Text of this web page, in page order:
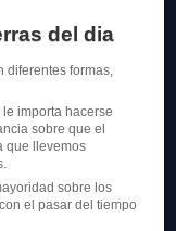
del dia
diferentes formas,
importa hacerse
sobre que el
que llevemos
sobre los
el pasar del tiempo